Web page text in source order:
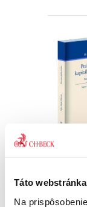
Táto
Na
Martin
37,14 €
Kniha